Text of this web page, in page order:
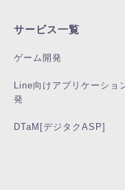
サービス一覧
ゲーム開発
Line向けアプリケーショ
発
DTaM[デジタクASP]